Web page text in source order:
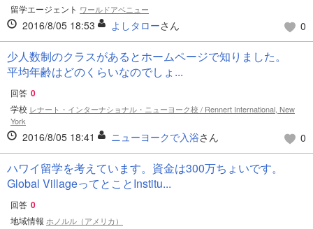
留学エージェント ワールドアベニュー
2016/8/05 18:53 よしタローさん 0
少人数制のクラスがあるとホームページで知りました。
平均年齢はどのくらいなのでしょ...
回答 0
学校 レナート・インターナショナル・ニューヨーク校 / Rennert International, New
York
2016/8/05 18:41 ニューヨークで入浴さん 0
ハワイ留学を考えています。資金は300万ちょいです。
Global VillageってとことInstitu...
回答 0
地域情報 ホノルル（アメリカ）